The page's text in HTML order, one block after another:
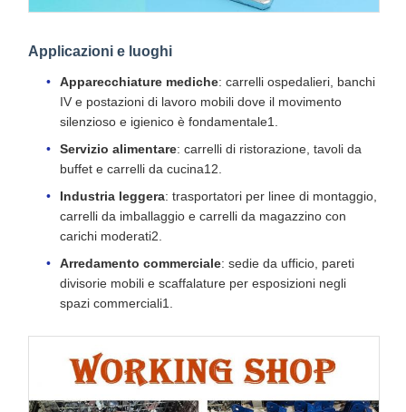
Applicazioni e luoghi
Apparecchiature mediche: carrelli ospedalieri, banchi
IV e postazioni di lavoro mobili dove il movimento
silenzioso e igienico è fondamentale1.
Servizio alimentare: carrelli di ristorazione, tavoli da
buffet e carrelli da cucina12.
Industria leggera: trasportatori per linee di montaggio,
carrelli da imballaggio e carrelli da magazzino con
carichi moderati2.
Arredamento commerciale: sedie da ufficio, pareti
divisorie mobili e scaffalature per esposizioni negli
spazi commerciali1.